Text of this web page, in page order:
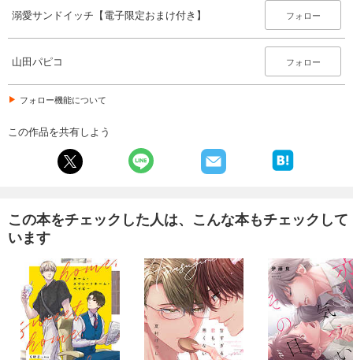
溺愛サンドイッチ【電子限定おまけ付き】 フォロー
山田パピコ フォロー
フォロー機能について
この作品を共有しよう
この本をチェックした人は、こんな本もチェックして
います